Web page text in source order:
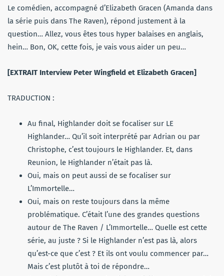
Le comédien, accompagné d’Elizabeth Gracen (Amanda dans
la série puis dans The Raven), répond justement à la
question… Allez, vous êtes tous hyper balaises en anglais,
hein… Bon, OK, cette fois, je vais vous aider un peu…
[EXTRAIT Interview Peter Wingfield et Elizabeth Gracen]
TRADUCTION :
Au final, Highlander doit se focaliser sur LE
Highlander… Qu’il soit interprété par Adrian ou par
Christophe, c’est toujours le Highlander. Et, dans
Reunion, le Highlander n’était pas là.
Oui, mais on peut aussi de se focaliser sur
L’Immortelle…
Oui, mais on reste toujours dans la même
problématique. C’était l’une des grandes questions
autour de The Raven / L’Immortelle… Quelle est cette
série, au juste ? Si le Highlander n’est pas là, alors
qu’est-ce que c’est ? Et ils ont voulu commencer par…
Mais c’est plutôt à toi de répondre…